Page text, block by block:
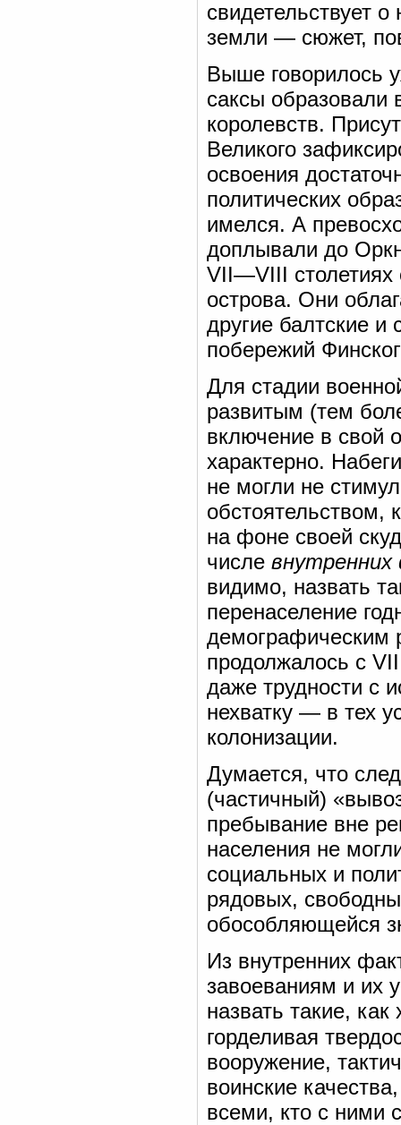
свидетельствует
земли — сюжет,
Выше говорилось
саксы образовали
королевств.
Великого
освоения
политических
имелся. А
доплывали до
VII—VIII столетиях
острова. Они
другие балтские
побережий
Для стадии
развитым (тем
включение в свой
характерно.
не могли не
обстоятельством,
на фоне своей
числе
видимо, назвать
перенаселение
демографическим
продолжалось с
даже трудности с
нехватку — в тех
колонизации.
Думается, что
(частичный)
пребывание вне
населения не
социальных и
рядовых,
обособляющейся
Из внутренних
завоеваниям и их
назвать такие,
горделивая
вооружение,
воинские
всеми, кто с ними